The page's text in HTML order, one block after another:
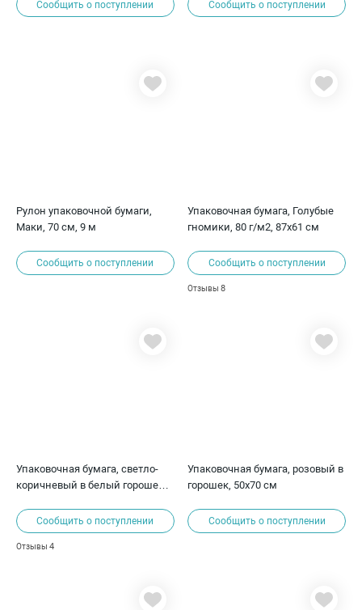
Сообщить о поступлении Сообщить о поступлении
Рулон упаковочной бумаги,
Маки, 70 см, 9 м
Сообщить о поступлении
Упаковочная бумага, Голубые
гномики, 80 г/м2, 87х61 см
Сообщить о поступлении
Отзывы8
Упаковочная бумага, светло-
коричневый в белый горошек,
Сообщить о поступлении
Отзывы 4
Упаковочная бумага, розовый в
горошек, 50х70 см
Сообщить о поступлении